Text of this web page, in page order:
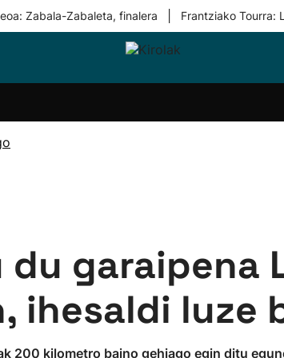
Zabala-Zabaleta, finalera Frantziako Tourra:
Taldeak
garaipena
ihesaldi luze
200 kilometro baino gehiago egin ditu